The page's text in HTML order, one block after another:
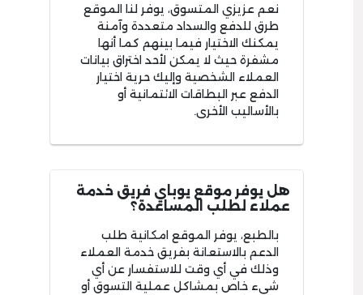
نعم عزيزي المتسوق، يوفر لنا الموقع
طرق للدفع والسداد متعددة وآمنة
يمكنك الاختيار فيما بينهم كما أنها
مشفرة حيث لا يمكن لأحد اختراق بيانات
العملاء الشخصية وإليك حرية اختيار
الدفع عبر البطاقات الائتمانية أو
بالأساليب الأخرى.
هل يوفر موقع يوباي فريق خدمة
عملاء لطلب المساعدة؟
بالطبع، يوفر الموقع امكانية طلب
الدعم بالاستعانة بفريق خدمة العملاء
وذلك في أي وقت للاستفسار عن أي
شيء خاص بمشاكل عملية التسوق أو